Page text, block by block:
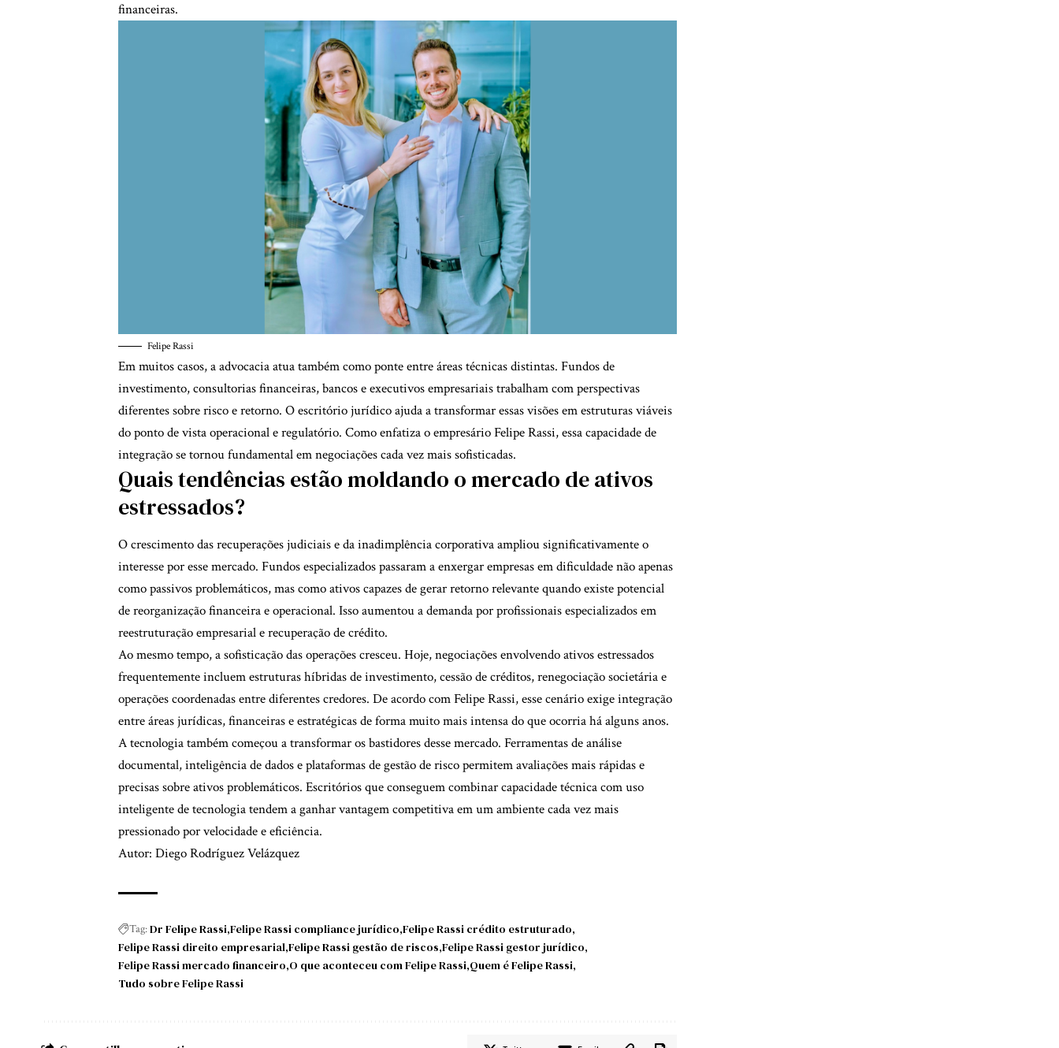
financeiras.
Felipe Rassi
Em muitos casos, a advocacia atua também como ponte entre áreas técnicas distintas. Fundos de
investimento, consultorias financeiras, bancos e executivos empresariais trabalham com perspectivas
diferentes sobre risco e retorno. O escritório jurídico ajuda a transformar essas visões em estruturas viáveis
do ponto de vista operacional e regulatório. Como enfatiza o empresário Felipe Rassi, essa capacidade de
integração se tornou fundamental em negociações cada vez mais sofisticadas.
Quais tendências estão moldando o mercado de ativos
estressados?
O crescimento das recuperações judiciais e da inadimplência corporativa ampliou significativamente o
interesse por esse mercado. Fundos especializados passaram a enxergar empresas em dificuldade não apenas
como passivos problemáticos, mas como ativos capazes de gerar retorno relevante quando existe potencial
de reorganização financeira e operacional. Isso aumentou a demanda por profissionais especializados em
reestruturação empresarial e recuperação de crédito.
Ao mesmo tempo, a sofisticação das operações cresceu. Hoje, negociações envolvendo ativos estressados
frequentemente incluem estruturas híbridas de investimento, cessão de créditos, renegociação societária e
operações coordenadas entre diferentes credores. De acordo com Felipe Rassi, esse cenário exige integração
entre áreas jurídicas, financeiras e estratégicas de forma muito mais intensa do que ocorria há alguns anos.
A tecnologia também começou a transformar os bastidores desse mercado. Ferramentas de análise
documental, inteligência de dados e plataformas de gestão de risco permitem avaliações mais rápidas e
precisas sobre ativos problemáticos. Escritórios que conseguem combinar capacidade técnica com uso
inteligente de tecnologia tendem a ganhar vantagem competitiva em um ambiente cada vez mais
pressionado por velocidade e eficiência.
Autor: Diego Rodríguez Velázquez
Tag:Dr Felipe Rassi Felipe Rassi compliance jurídico Felipe Rassi crédito estruturado
Felipe Rassi direito empresarial Felipe Rassi gestão de riscos Felipe Rassi gestor jurídico
Felipe Rassi mercado financeiro O que aconteceu com Felipe Rassi Quem é Felipe Rassi
Tudo sobre Felipe Rassi